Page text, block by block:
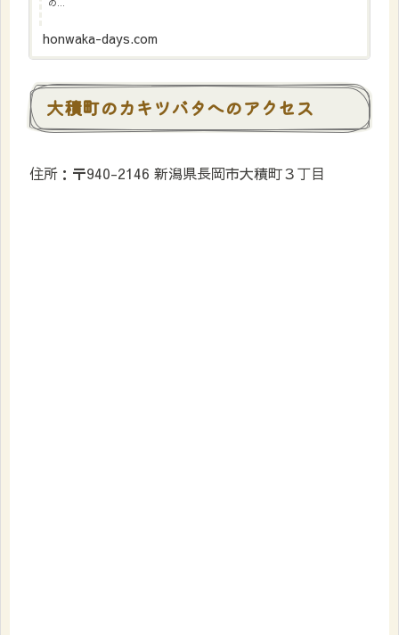
の...
honwaka-days.com
大積町のカキツバタへのアクセス
住所：〒940-2146 新潟県長岡市大積町３丁目